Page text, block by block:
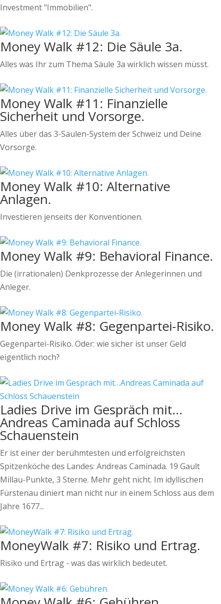
Investment "Immobilien".
Money Walk #12: Die Säule 3a.
Alles was Ihr zum Thema Säule 3a wirklich wissen müsst.
Money Walk #11: Finanzielle
Sicherheit und Vorsorge.
Alles über das 3-Säulen-System der Schweiz und Deine
Vorsorge.
Money Walk #10: Alternative
Anlagen.
Investieren jenseits der Konventionen.
Money Walk #9: Behavioral Finance.
Die (irrationalen) Denkprozesse der Anlegerinnen und
Anleger.
Money Walk #8: Gegenpartei-Risiko.
Gegenpartei-Risiko. Oder: wie sicher ist unser Geld
eigentlich noch?
Ladies Drive im Gespräch mit…
Andreas Caminada auf Schloss
Schauenstein
Er ist einer der berühmtesten und erfolgreichsten
Spitzenköche des Landes: Andreas Caminada. 19 Gault
Millau-Punkte, 3 Sterne. Mehr geht nicht. Im idyllischen
Fürstenau diniert man nicht nur in einem Schloss aus dem
Jahre 1677...
MoneyWalk #7: Risiko und Ertrag.
Risiko und Ertrag - was das wirklich bedeutet.